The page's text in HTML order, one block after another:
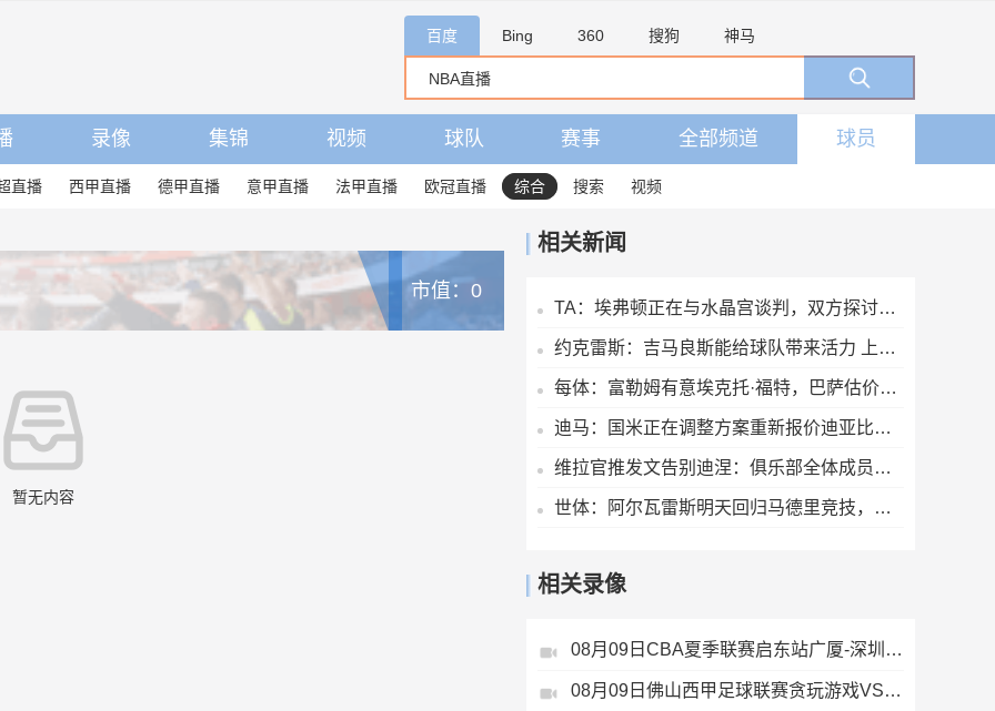
百度 Bing 360 搜狗 神马
录像 集锦 视频 球队 赛事 全部频道 球员
直播 西甲直播 德甲直播 意甲直播 法甲直播 欧冠直播 综合 搜索 视频
市值：0
暂无内容
相关新闻
TA：埃弗顿正在与水晶宫谈判，双方探讨麦克尼尔和布伦南互换交易
约克雷斯：吉马良斯能给球队带来活力 上赛季夺冠能提振球队信心
每体：富勒姆有意埃克托·福特，巴萨估价约1000万欧元
迪马：国米正在调整方案重新报价迪亚比，球员愿接受600万欧年薪
维拉官推发文告别迪涅：俱乐部全体成员向他致以最诚挚的祝福
世体：阿尔瓦雷斯明天回归马德里竞技，届时将和西蒙尼对话
相关录像
08月09日CBA夏季联赛启东站广厦-深圳全场录像
08月09日佛山西甲足球联赛贪玩游戏VS广东西南建设全场录像